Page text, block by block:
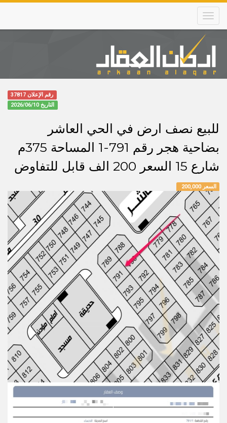
Skip
main
content
Main
navigation
رقم الإعلان 37817
التاريخ 2026/06/10
للبيع نصف ارض في الحي العاشر
بضاحية هجر رقم 791-1 المساحة 375م
شارع 15 السعر 200 الف قابل للتفاوض
السعر 200,000